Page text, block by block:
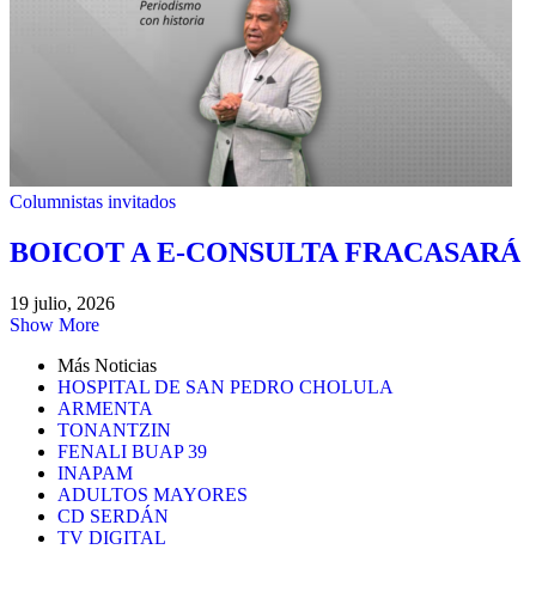
Columnistas invitados
BOICOT A E-CONSULTA FRACASARÁ
19 julio, 2026
Show More
Más Noticias
HOSPITAL DE SAN PEDRO CHOLULA
ARMENTA
TONANTZIN
FENALI BUAP 39
INAPAM
ADULTOS MAYORES
CD SERDÁN
TV DIGITAL